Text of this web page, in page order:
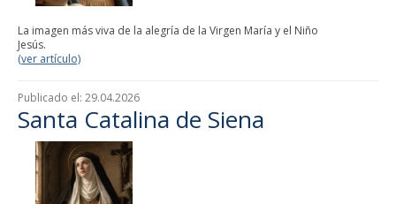
La imagen más viva de la alegría de la Virgen María y el Niño
Jesús.
(ver artículo)
Publicado el: 29.04.2026
Santa Catalina de Siena